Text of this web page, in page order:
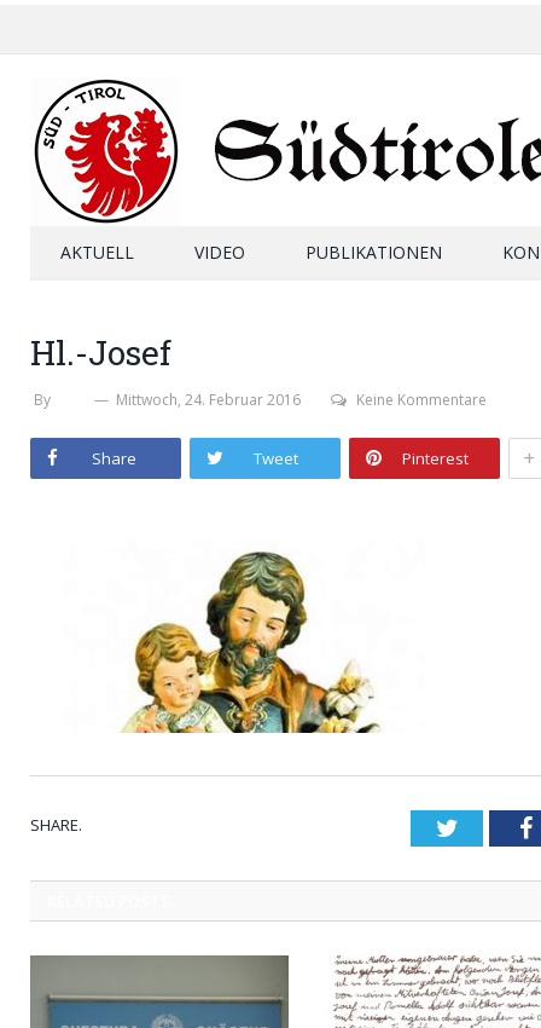
AKTUELL VIDEO PUBLIKATIONEN
Hl.-Josef
By Mittwoch, 24. Februar 2016 Keine Kommentare
Share Tweet Pinterest +
SHARE. Twitter